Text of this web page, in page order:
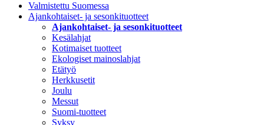
Valmistettu Suomessa
Ajankohtaiset- ja sesonkituotteet
Ajankohtaiset- ja sesonkituotteet
Kesälahjat
Kotimaiset tuotteet
Ekologiset mainoslahjat
Etätyö
Herkkusetit
Joulu
Messut
Suomi-tuotteet
Syksy